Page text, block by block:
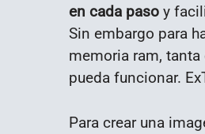
en cada paso y
Sin embargo para
memoria ram,
pueda funcionar.
Para crear una